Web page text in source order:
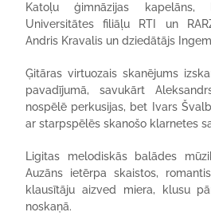
Katoļu ģimnāzijas kapelāns,
Universitātes filiāļu RTI un
Andris Kravalis un dziedātājs
Ģitāras virtuozais skanējums
pavadījumā, savukārt
nospēlē perkusijas, bet Ivars
ar starpspēlēs skanošo klarnetes
Ligitas melodiskās balādes
Auzāns ietērpa skaistos,
klausītāju aizved miera, klusu
noskaņā.